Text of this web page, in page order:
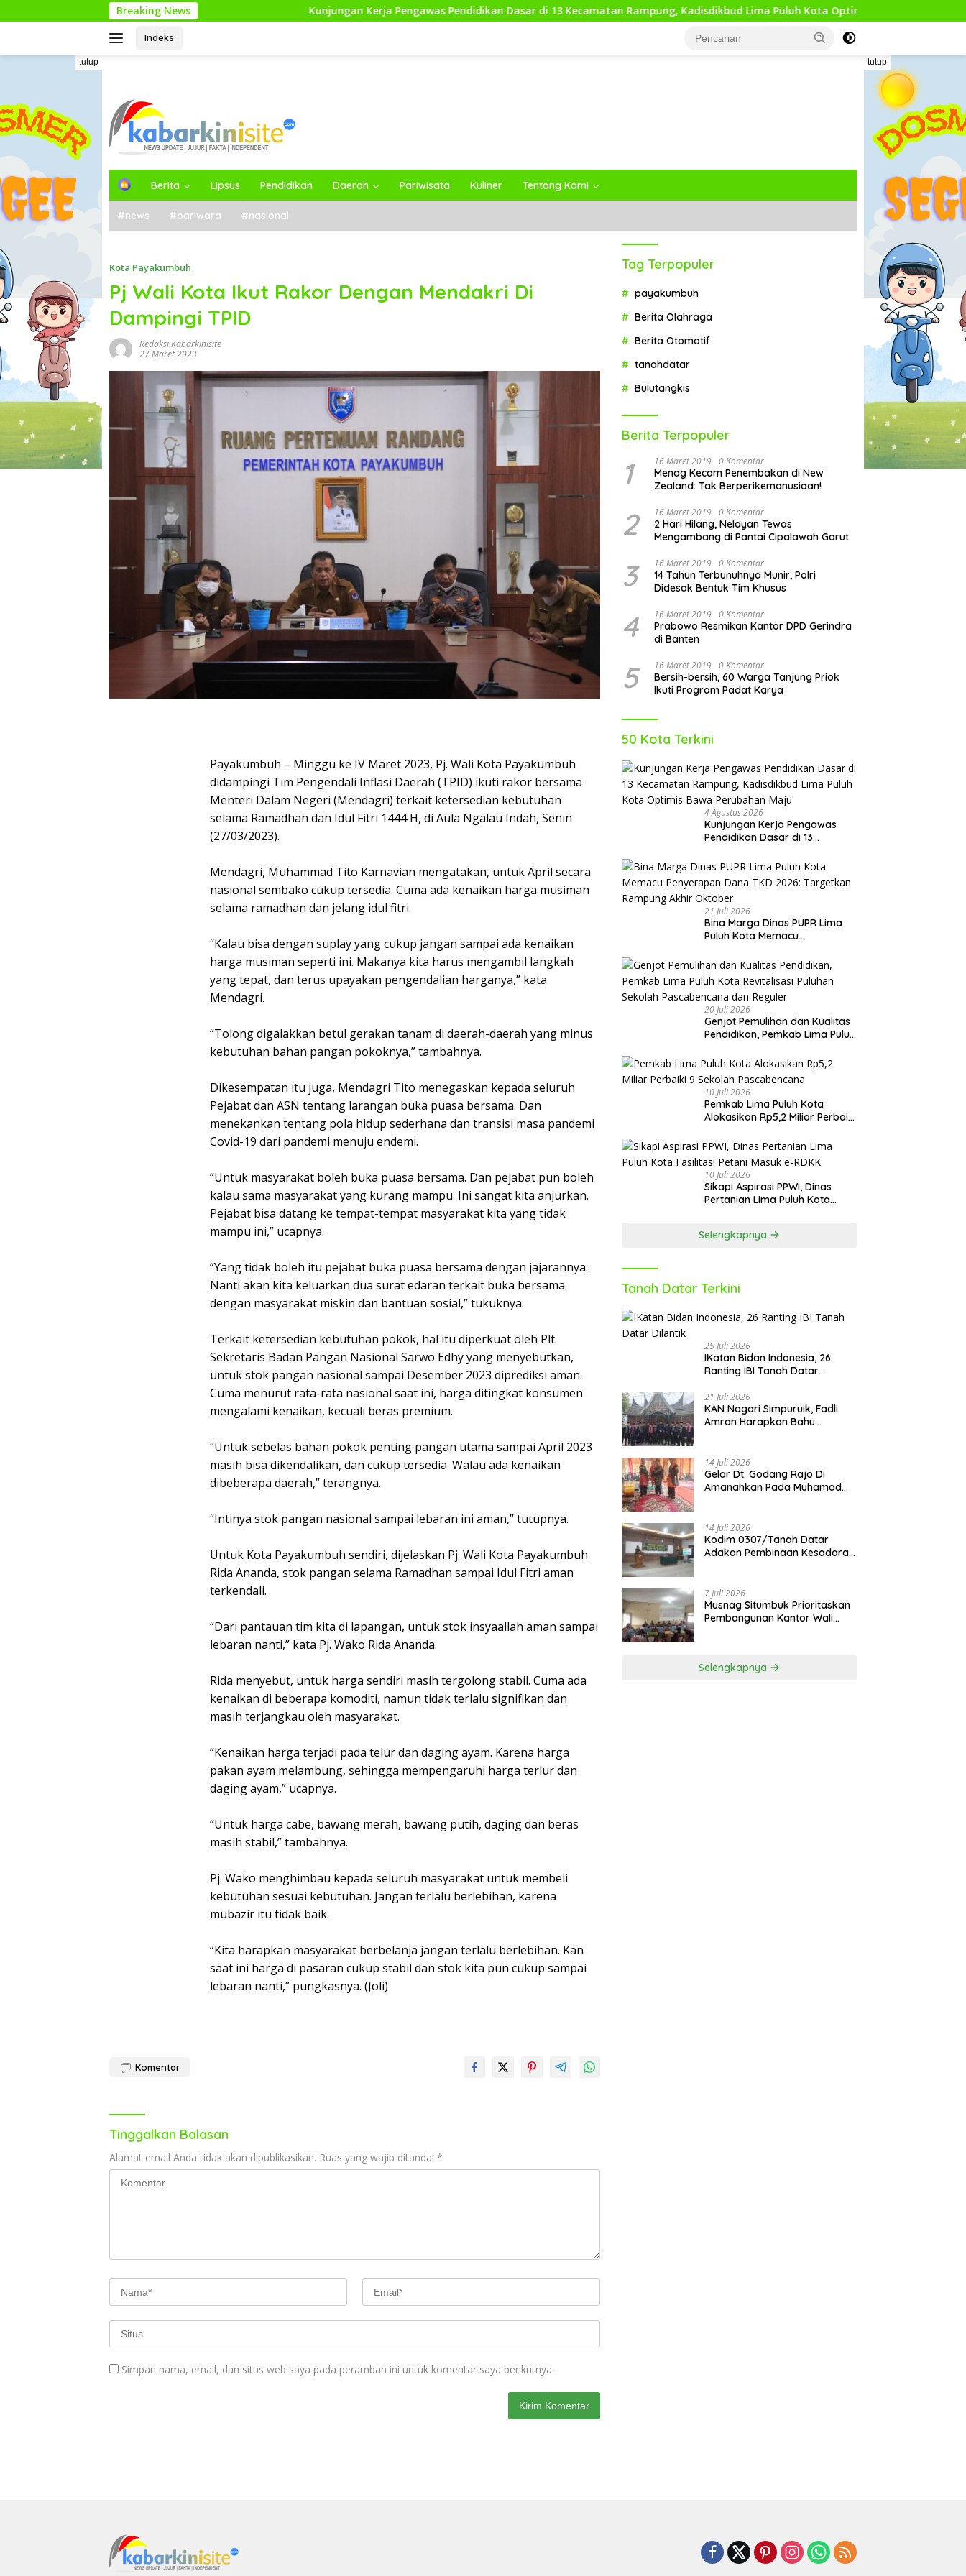
ke
Breaking News Kunjungan Kerja Pengawas Pendidikan Dasar di 13 Kecamatan Rampung, Kadisdikbud Lima Puluh Kota Optimis Bawa Perubahan Maju
Indeks
tutup tutup
H
e
Berita Lipsus Pendidikan Daerah Pariwisata Kuliner Tentang Kami
#news #pariwara #nasional
Kota Payakumbuh
Pj Wali Kota Ikut Rakor Dengan Mendakri Di
Dampingi TPID
Redaksi Kabarkinisite
27 Maret 2023
Payakumbuh – Minggu ke IV Maret 2023, Pj. Wali Kota Payakumbuh
didampingi Tim Pengendali Inflasi Daerah (TPID) ikuti rakor bersama
Menteri Dalam Negeri (Mendagri) terkait ketersedian kebutuhan
selama Ramadhan dan Idul Fitri 1444 H, di Aula Ngalau Indah, Senin
(27/03/2023).
Mendagri, Muhammad Tito Karnavian mengatakan, untuk April secara
nasional sembako cukup tersedia. Cuma ada kenaikan harga musiman
selama ramadhan dan jelang idul fitri.
“Kalau bisa dengan suplay yang cukup jangan sampai ada kenaikan
harga musiman seperti ini. Makanya kita harus mengambil langkah
yang tepat, dan terus upayakan pengendalian harganya,” kata
Mendagri.
“Tolong digalakkan betul gerakan tanam di daerah-daerah yang minus
kebutuhan bahan pangan pokoknya,” tambahnya.
Dikesempatan itu juga, Mendagri Tito menegaskan kepada seluruh
Pejabat dan ASN tentang larangan buka puasa bersama. Dan
menekankan tentang pola hidup sederhana dan transisi masa pandemi
Covid-19 dari pandemi menuju endemi.
“Untuk masyarakat boleh buka puasa bersama. Dan pejabat pun boleh
kalau sama masyarakat yang kurang mampu. Ini sangat kita anjurkan.
Pejabat bisa datang ke tempat-tempat masyarakat kita yang tidak
mampu ini,” ucapnya.
“Yang tidak boleh itu pejabat buka puasa bersama dengan jajarannya.
Nanti akan kita keluarkan dua surat edaran terkait buka bersama
dengan masyarakat miskin dan bantuan sosial,” tukuknya.
Terkait ketersedian kebutuhan pokok, hal itu diperkuat oleh Plt.
Sekretaris Badan Pangan Nasional Sarwo Edhy yang menyebutkan,
untuk stok pangan nasional sampai Desember 2023 diprediksi aman.
Cuma menurut rata-rata nasional saat ini, harga ditingkat konsumen
mengalami kenaikan, kecuali beras premium.
“Untuk sebelas bahan pokok penting pangan utama sampai April 2023
masih bisa dikendalikan, dan cukup tersedia. Walau ada kenaikan
dibeberapa daerah,” terangnya.
“Intinya stok pangan nasional sampai lebaran ini aman,” tutupnya.
Untuk Kota Payakumbuh sendiri, dijelaskan Pj. Wali Kota Payakumbuh
Rida Ananda, stok pangan selama Ramadhan sampai Idul Fitri aman
terkendali.
“Dari pantauan tim kita di lapangan, untuk stok insyaallah aman sampai
lebaran nanti,” kata Pj. Wako Rida Ananda.
Rida menyebut, untuk harga sendiri masih tergolong stabil. Cuma ada
kenaikan di beberapa komoditi, namun tidak terlalu signifikan dan
masih terjangkau oleh masyarakat.
“Kenaikan harga terjadi pada telur dan daging ayam. Karena harga
pakan ayam melambung, sehingga mempengaruhi harga terlur dan
daging ayam,” ucapnya.
“Untuk harga cabe, bawang merah, bawang putih, daging dan beras
masih stabil,” tambahnya.
Pj. Wako menghimbau kepada seluruh masyarakat untuk membeli
kebutuhan sesuai kebutuhan. Jangan terlalu berlebihan, karena
mubazir itu tidak baik.
“Kita harapkan masyarakat berbelanja jangan terlalu berlebihan. Kan
saat ini harga di pasaran cukup stabil dan stok kita pun cukup sampai
lebaran nanti,” pungkasnya. (Joli)
Komentar
Tinggalkan Balasan
Alamat email Anda tidak akan dipublikasikan. Ruas yang wajib ditandai *
Simpan nama, email, dan situs web saya pada peramban ini untuk komentar saya berikutnya.
Tag Terpopuler
payakumbuh
Berita Olahraga
Berita Otomotif
tanahdatar
Bulutangkis
Berita Terpopuler
1 16 Maret 2019 0 Komentar
Menag Kecam Penembakan di New
Zealand: Tak Berperikemanusiaan!
2 16 Maret 2019 0 Komentar
2 Hari Hilang, Nelayan Tewas
Mengambang di Pantai Cipalawah Garut
3 16 Maret 2019 0 Komentar
14 Tahun Terbunuhnya Munir, Polri
Didesak Bentuk Tim Khusus
4 16 Maret 2019 0 Komentar
Prabowo Resmikan Kantor DPD Gerindra
di Banten
5 16 Maret 2019 0 Komentar
Bersih-bersih, 60 Warga Tanjung Priok
Ikuti Program Padat Karya
50 Kota Terkini
4 Agustus 2026
Kunjungan Kerja Pengawas
Pendidikan Dasar di 13
Kadisdikbud Lima Puluh Kota
Optimis Bawa Perubahan Maju
21 Juli 2026
Bina Marga Dinas PUPR Lima
Puluh Kota Memacu
Targetkan Rampung Akhir
Oktober
20 Juli 2026
Genjot Pemulihan dan Kualitas
Pendidikan, Pemkab Lima Puluh
Sekolah Pascabencana dan
Reguler
10 Juli 2026
Pemkab Lima Puluh Kota
Alokasikan Rp5,2 Miliar Perbaiki
10 Juli 2026
Sikapi Aspirasi PPWI, Dinas
Pertanian Lima Puluh Kota
Selengkapnya
Tanah Datar Terkini
25 Juli 2026
IKatan Bidan Indonesia, 26
Ranting IBI Tanah Datar
21 Juli 2026
KAN Nagari Simpuruik, Fadli
Amran Harapkan Bahu
14 Juli 2026
Gelar Dt. Godang Rajo Di
Amanahkan Pada Muhamad
14 Juli 2026
Kodim 0307/Tanah Datar
Adakan Pembinaan Kesadaran
7 Juli 2026
Musnag Situmbuk Prioritaskan
Pembangunan Kantor Wali
Selengkapnya